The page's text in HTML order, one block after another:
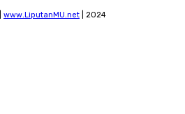
www.LiputanMU.net | 2024